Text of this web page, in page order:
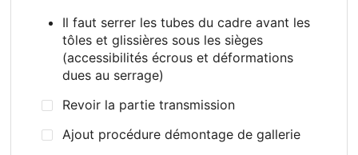
Il faut serrer les tubes du cadre avant les
tôles et glissières sous les sièges
(accessibilités écrous et déformations
dues au serrage)
Revoir la partie transmission
Ajout procédure démontage de gallerie